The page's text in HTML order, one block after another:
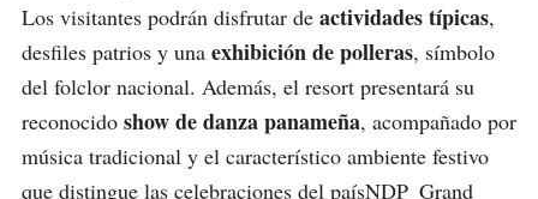
Los visitantes podrán disfrutar de actividades típicas,
desfiles patrios y una exhibición de polleras, símbolo
del folclor nacional. Además, el resort presentará su
reconocido show de danza panameña, acompañado por
música tradicional y el característico ambiente festivo
que distingue las celebraciones del paísNDP_Grand